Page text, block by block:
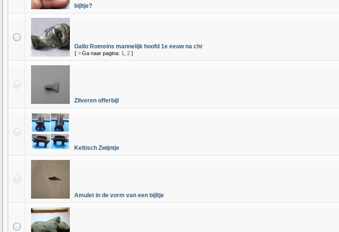
bijltje?
Gallo Romeins mannelijk hoofd 1e eeuw na chr
[ Ga naar pagina: 1 2 ]
Zilveren offerbijl
Keltisch Zwijntje
Amulet in de vorm van een bijltje